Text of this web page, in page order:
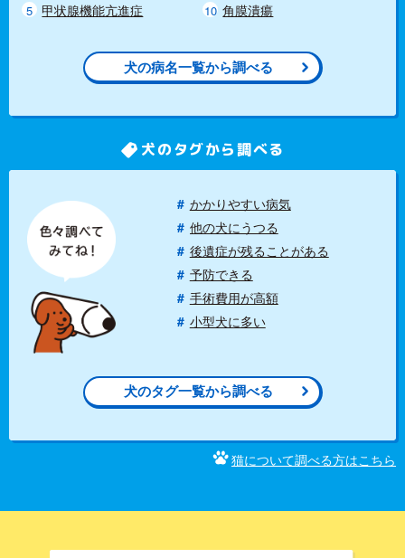
甲状腺機能亢進症
角膜潰瘍
犬の病名一覧から調べる
犬のタグから調べる
かかりやすい病気
他の犬にうつる
後遺症が残ることがある
予防できる
手術費用が高額
小型犬に多い
犬のタグ一覧から調べる
猫について調べる方はこちら